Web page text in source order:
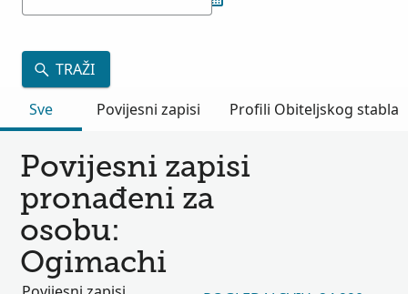
TRAŽI
Sve
Povijesni zapisi Profili Obiteljskog stabla
Povijesni zapisi
pronađeni za
osobu:
Ogimachi